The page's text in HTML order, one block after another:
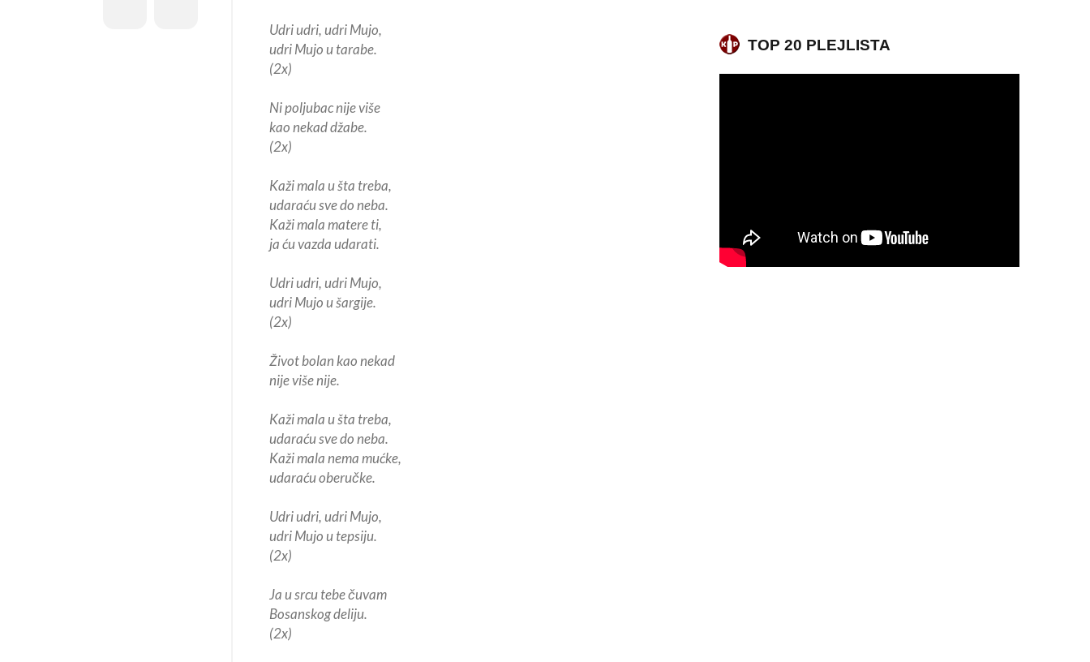
Udri udri, udri Mujo,
udri Mujo u tarabe.
(2x)
Ni poljubac nije više
kao nekad džabe.
(2x)
Kaži mala u šta treba,
udaraću sve do neba.
Kaži mala matere ti,
ja ću vazda udarati.
Udri udri, udri Mujo,
udri Mujo u šargije.
(2x)
Život bolan kao nekad
nije više nije.
Kaži mala u šta treba,
udaraću sve do neba.
Kaži mala nema mućke,
udaraću oberučke.
Udri udri, udri Mujo,
udri Mujo u tepsiju.
(2x)
Ja u srcu tebe čuvam
Bosanskog deliju.
(2x)
TOP 20 PLEJLISTA